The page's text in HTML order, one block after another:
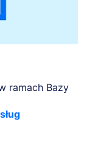
ramach Bazy